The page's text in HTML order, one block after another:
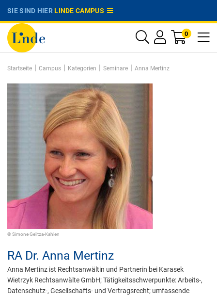
SIE SIND HIERLINDE CAMPUS
0
Startseite | Campus | Kategorien | Seminare | Anna Mertinz
© Simone Gelitza-Kahlen
RA Dr. Anna Mertinz
Anna Mertinz ist Rechtsanwältin und Partnerin bei Karasek
Wietrzyk Rechtsanwälte GmbH; Tätigkeitsschwerpunkte: Arbeits-,
Datenschutz-, Gesellschafts- und Vertragsrecht; umfassende